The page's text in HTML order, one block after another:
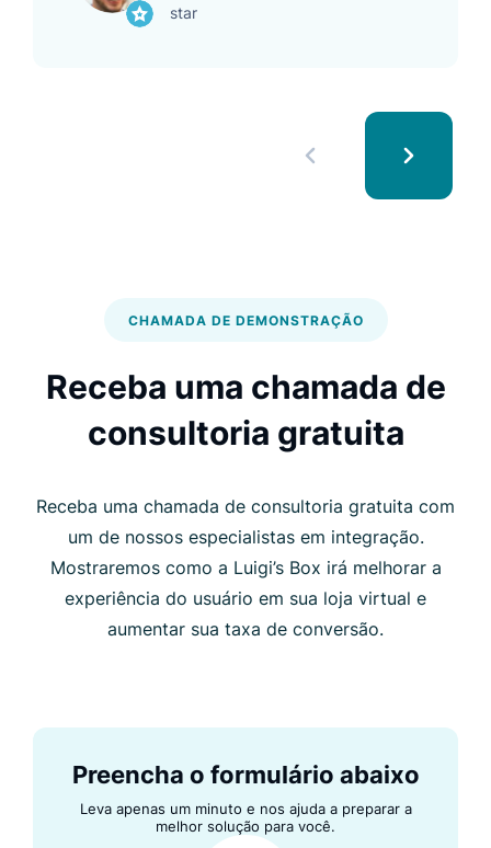
star
CHAMADA DE DEMONSTRAÇÃO
Receba uma chamada de
consultoria gratuita
Receba uma chamada de consultoria gratuita com
um de nossos especialistas em integração.
Mostraremos como a Luigi’s Box irá melhorar a
experiência do usuário em sua loja virtual e
aumentar sua taxa de conversão.
Preencha o formulário abaixo
Leva apenas um minuto e nos ajuda a preparar a
melhor solução para você.